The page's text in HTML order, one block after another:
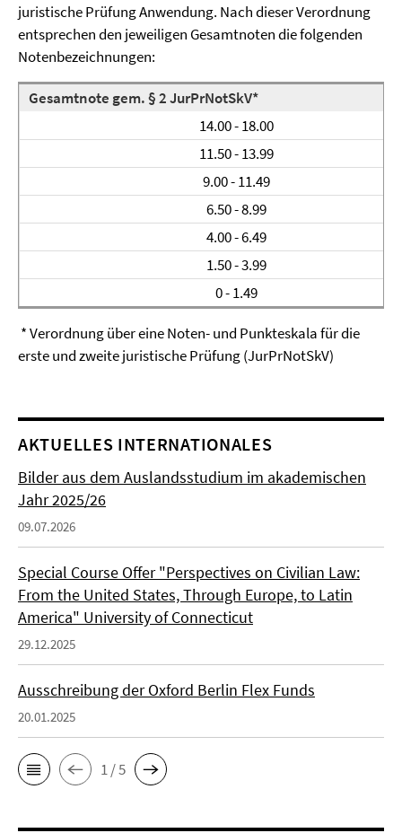
juristische Prüfung Anwendung. Nach dieser Verordnung
entsprechen den jeweiligen Gesamtnoten die folgenden
Notenbezeichnungen:
Gesamtnote gem. § 2 JurPrNotSkV*
14.00 - 18.00
11.50 - 13.99
9.00 - 11.49
6.50 - 8.99
4.00 - 6.49
1.50 - 3.99
0 - 1.49
* Verordnung über eine Noten- und Punkteskala für die
erste und zweite juristische Prüfung (JurPrNotSkV)
AKTUELLES INTERNATIONALES
Bilder aus dem Auslandsstudium im akademischen
Jahr 2025/26
09.07.2026
Special Course Offer "Perspectives on Civilian Law:
From the United States, Through Europe, to Latin
America" University of Connecticut
29.12.2025
Ausschreibung der Oxford Berlin Flex Funds
20.01.2025
1 / 5